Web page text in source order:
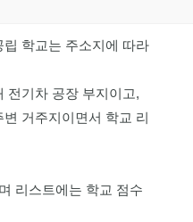
학교는 주소지에 따라
전기차 공장 부지이고,
거주지이면서 학교 리
리스트에는 학교 점수